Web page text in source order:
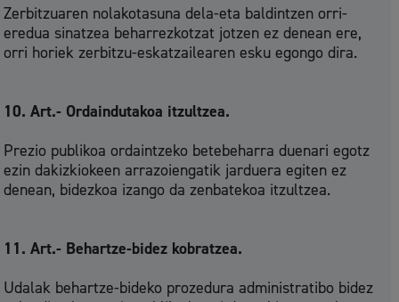
Zerbitzuaren nolakotasuna dela-eta baldintzen orri-
eredua sinatzea beharrezkotzat jotzen ez denean ere,
orri horiek zerbitzu-eskatzailearen esku egongo dira.
10. Art.- Ordaindutakoa itzultzea.
Prezio publikoa ordaintzeko betebeharra duenari egotz
ezin dakizkiokeen arrazoiengatik jarduera egiten ez
denean, bidezkoa izango da zenbatekoa itzultzea.
11. Art.- Behartze-bidez kobratzea.
Udalak behartze-bideko prozedura administratibo bidez